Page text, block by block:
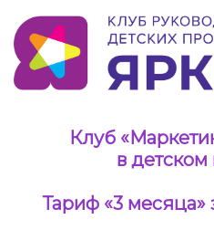
Клуб
в детском
Тариф «3 месяца»